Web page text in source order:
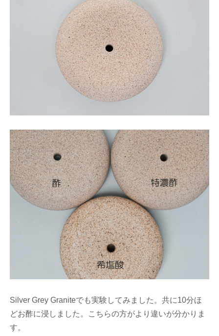
Silver Grey Graniteでも実験してみました。共に10分ほ
どお酢に浸しました。こちらの方がより違いが分かりま
す。